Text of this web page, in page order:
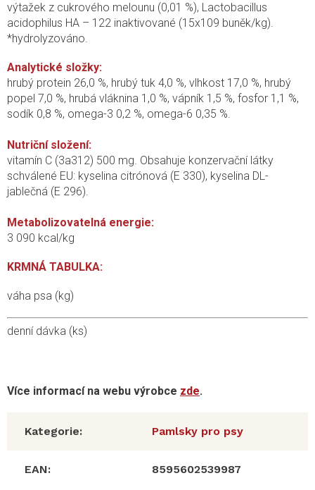
výtažek z cukrového melounu (0,01 %), Lactobacillus
acidophilus HA – 122 inaktivované (15x109 buněk/kg).
*hydrolyzováno.
Analytické složky:
hrubý protein 26,0 %, hrubý tuk 4,0 %, vlhkost 17,0 %, hrubý
popel 7,0 %, hrubá vláknina 1,0 %, vápník 1,5 %, fosfor 1,1 %,
sodík 0,8 %, omega-3 0,2 %, omega-6 0,35 %.
Nutriční složení:
vitamín C (3a312) 500 mg. Obsahuje konzervační látky
schválené EU: kyselina citrónová (E 330), kyselina DL-
jablečná (E 296).
Metabolizovatelná energie:
3 090 kcal/kg
KRMNÁ TABULKA:
váha psa (kg)
denní dávka (ks)
Více informací na webu výrobce zde.
Kategorie: Pamlsky pro psy
EAN: 8595602539987